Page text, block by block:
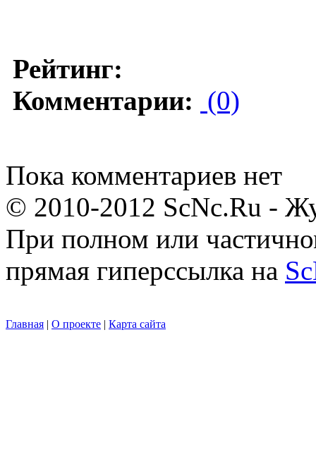
Рейтинг:
Комментарии: (0)
Пока комментариев нет
© 2010-2012 ScNc.Ru -
При полном или
прямая гиперссылка на
Главная | О проекте | Карта сайта